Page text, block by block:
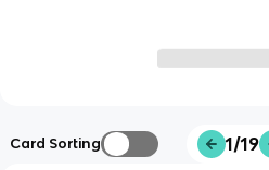
Card Sorting 1/19